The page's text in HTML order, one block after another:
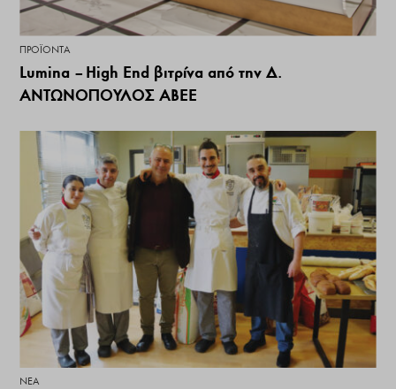
ΠΡΟΪΌΝΤΑ
Lumina – High End βιτρίνα από την Δ.
ΑΝΤΩΝΟΠΟΥΛΟΣ ΑΒΕΕ
ΝΕΑ